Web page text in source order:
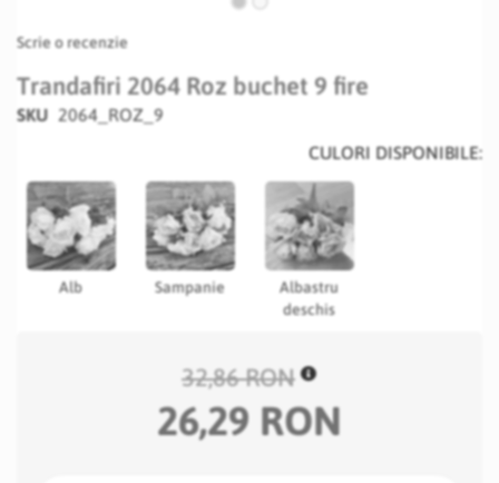
to
beginning
of
gallery
Scrie o recenzie
Trandafiri 2064 Roz buchet 9 fire
SKU 2064_ROZ_9
CULORI DISPONIBILE:
Alb Sampanie
Albastru
deschis
32,86 RON
26,29 RON